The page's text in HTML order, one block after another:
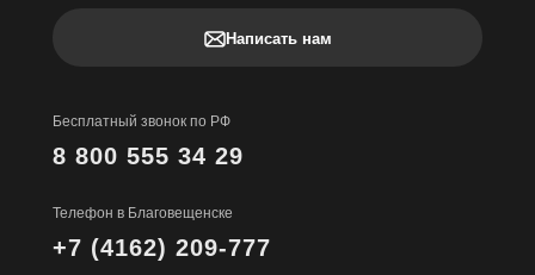
Написать нам
Бесплатный звонок по РФ
8 800 555 34 29
Телефон в Благовещенске
+7 (4162) 209-777